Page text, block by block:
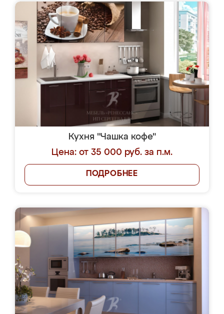
Кухня "Чашка кофе"
Цена: от 35 000 руб. за п.м.
ПОДРОБНЕЕ